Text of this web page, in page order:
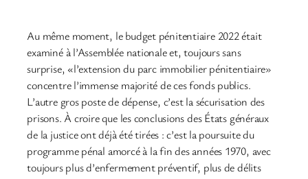
Au même moment, le budget pénitentiaire 2022 était
examiné à l’Assemblée nationale et, toujours sans
surprise, «l’extension du parc immobilier pénitentiaire»
concentre l’immense majorité de ces fonds publics.
L’autre gros poste de dépense, c’est la sécurisation des
prisons. À croire que les conclusions des États généraux
de la justice ont déjà été tirées : c’est la poursuite du
programme pénal amorcé à la fin des années 1970, avec
toujours plus d’enfermement préventif, plus de délits